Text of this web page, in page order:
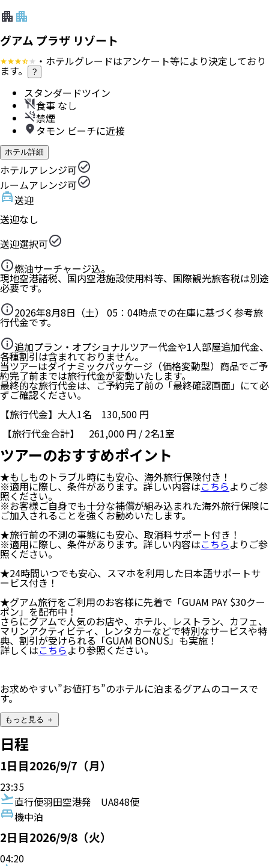
グアム プラザ リゾート
・ホテルグレードはアンケート等により決定しており
ます。 ?
スタンダードツイン
食事 なし
禁煙
タモン ビーチに近接
ホテル詳細
ホテルアレンジ可
ルームアレンジ可
送迎
送迎なし
送迎選択可
燃油サーチャージ込。
現地空港諸税、国内空港施設使用料等、国際観光旅客税は別途
必要です。
2026年8月8日（土） 05：04時点での在庫に基づく参考旅
行代金です。
追加プラン・オプショナルツアー代金や1人部屋追加代金、
各種割引は含まれておりません。
当ツアーはダイナミックパッケージ（価格変動型）商品でご予
約完了前までは旅行代金が変動いたします。
最終的な旅行代金は、ご予約完了前の「最終確認画面」にて必
ずご確認ください。
【旅行代金】大人1名 130,500 円
【旅行代金合計】 261,000 円 / 2名1室
ツアーのおすすめポイント
★もしものトラブル時にも安心、海外旅行保険付き！
※適用に際し、条件があります。詳しい内容はこちらよりご参
照ください。
※お客様ご自身でも十分な補償が組み込まれた海外旅行保険に
ご加入されることを強くお勧めいたします。
★旅行前の不測の事態にも安心、取消料サポート付き！
※適用に際し、条件があります。詳しい内容はこちらよりご参
照ください。
★24時間いつでも安心、スマホを利用した日本語サポートサ
ービス付き！
★グアム旅行をご利用のお客様に先着で「GUAM PAY $30クー
ポン」を配布中！
さらにグアムで⼈気のお店や、ホテル、レストラン、カフェ、
マリンアクティビティ、レンタカーなどで特別なサービスや特
典、割引が受けられる「GUAM BONUS」も実施！
詳しくはこちらより参照ください。
お求めやすい”お値打ち”のホテルに泊まるグアムのコースで
す。
もっと見る ＋
日程
1日目2026/9/7（月）
23:35
直行便羽田空港発
UA848便
機中泊
2日目2026/9/8（火）
04:20